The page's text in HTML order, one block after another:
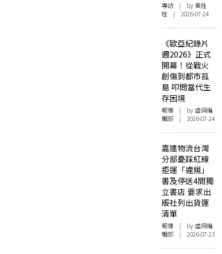
專訪 | by 黃桂
桂 | 2026-07-24
《歐亞紀錄片
週2026》正式
開幕！從戰火
創傷到都市孤
島 叩問當代生
存困境
報導 | by 虛詞編
輯部 | 2026-07-24
嘉達物流台灣
分部憂踩紅線
拒運「違規」
書及停送4間獨
立書店 要求出
版社列出貨運
清單
報導 | by 虛詞編
輯部 | 2026-07-23